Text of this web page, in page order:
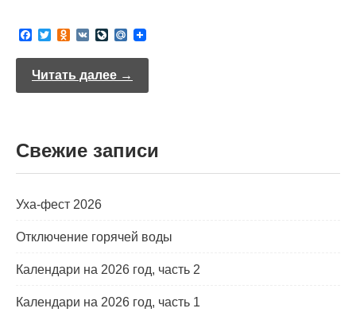
F
c
e
b
T
i
t
t
O
n
o
k
n
k
V
L
v
e
J
a
l
M
i
l
.
Читать далее →
Свежие записи
Уха-фест 2026
Отключение горячей воды
Календари на 2026 год, часть 2
Календари на 2026 год, часть 1